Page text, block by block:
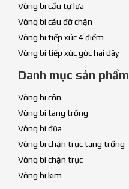
Vòng bi cầu tự lựa
Vòng bi cầu đỡ chặn
Vòng bi tiếp xúc 4 điểm
Vòng bi tiếp xúc góc hai dãy
Danh mục sản phẩm
Vòng bi côn
Vòng bi tang trống
Vòng bi đũa
Vòng bi chặn trục tang trống
Vòng bi chặn trục
Vòng bi kim